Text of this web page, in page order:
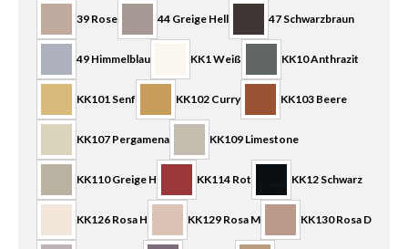
39 Rose 44 Greige Hell 47 Schwarzbraun
49 Himmelblau KK1 Weiß KK10 Anthrazit
KK101 Senf KK102 Curry KK103 Beere
KK107 Pergamena KK109 Limestone
KK110 Greige H KK114 Rot KK12 Schwarz
KK126 Rosa H KK129 Rosa M KK130 Rosa D